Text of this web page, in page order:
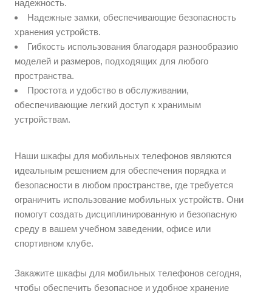
надежность.
Надежные замки, обеспечивающие безопасность
хранения устройств.
Гибкость использования благодаря разнообразию
моделей и размеров, подходящих для любого
пространства.
Простота и удобство в обслуживании,
обеспечивающие легкий доступ к хранимым
устройствам.
Наши шкафы для мобильных телефонов являются
идеальным решением для обеспечения порядка и
безопасности в любом пространстве, где требуется
ограничить использование мобильных устройств. Они
помогут создать дисциплинированную и безопасную
среду в вашем учебном заведении, офисе или
спортивном клубе.
Закажите шкафы для мобильных телефонов сегодня,
чтобы обеспечить безопасное и удобное хранение